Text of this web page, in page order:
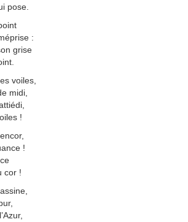
pose.
:
grise
voiles,
midi,
!
!
cor !